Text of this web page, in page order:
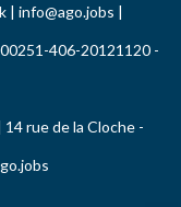
| info@ago.jobs |
406-20121120 -
rue de la Cloche -